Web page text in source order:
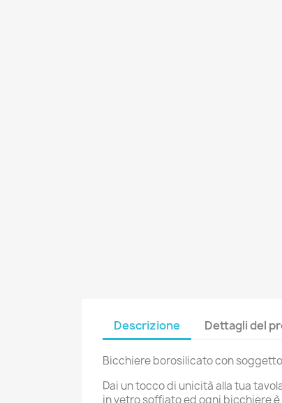
Descrizione Dettagli del
Bicchiere borosilicato con
Dai un tocco di unicità alla tua
in vetro soffiato ed ogni bicchiere